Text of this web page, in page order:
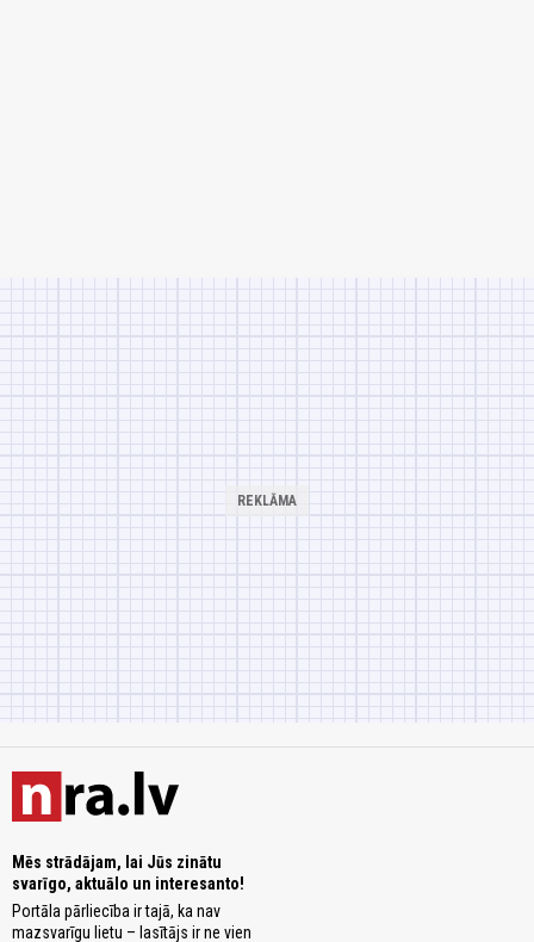
Mēs strādājam, lai Jūs zinātu
svarīgo, aktuālo un interesanto!
Portāla pārliecība ir tajā, ka nav
mazsvarīgu lietu – lasītājs ir ne vien